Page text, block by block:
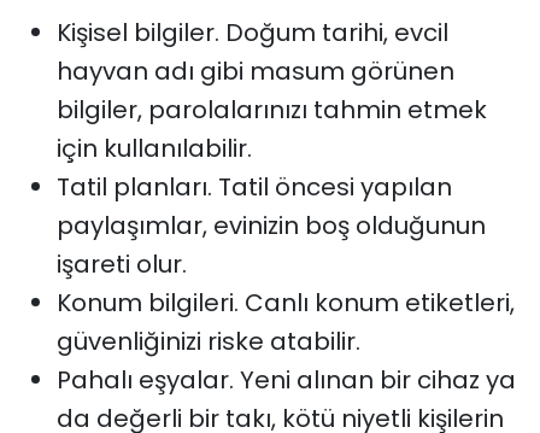
Kişisel bilgiler. Doğum tarihi, evcil
hayvan adı gibi masum görünen
bilgiler, parolalarınızı tahmin etmek
için kullanılabilir.
Tatil planları. Tatil öncesi yapılan
paylaşımlar, evinizin boş olduğunun
işareti olur.
Konum bilgileri. Canlı konum etiketleri,
güvenliğinizi riske atabilir.
Pahalı eşyalar. Yeni alınan bir cihaz ya
da değerli bir takı, kötü niyetli kişilerin